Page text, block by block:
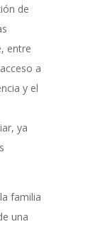
de
entre
a
y el
ya
familia
una